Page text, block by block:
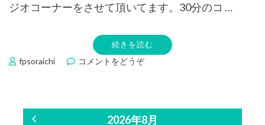
ジオコーナーをさせて頂いてます。30分のコ …
続きを読む
fpsoraichi コメントをどうぞ(ラ
ー
2026年8月